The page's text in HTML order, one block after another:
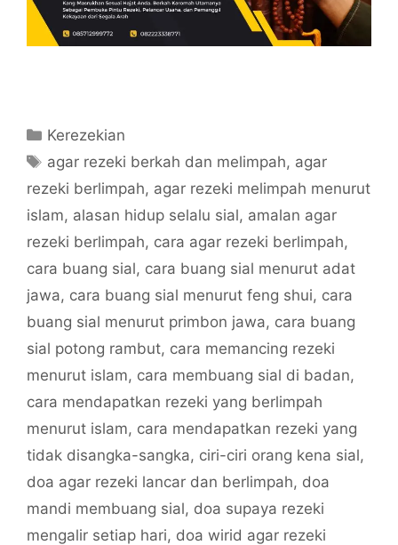
Categories
Kerezekian
Tags
agar rezeki berkah dan melimpah, agar
rezeki berlimpah, agar rezeki melimpah menurut
islam, alasan hidup selalu sial, amalan agar
rezeki berlimpah, cara agar rezeki berlimpah,
cara buang sial, cara buang sial menurut adat
jawa, cara buang sial menurut feng shui, cara
buang sial menurut primbon jawa, cara buang
sial potong rambut, cara memancing rezeki
menurut islam, cara membuang sial di badan,
cara mendapatkan rezeki yang berlimpah
menurut islam, cara mendapatkan rezeki yang
tidak disangka-sangka, ciri-ciri orang kena sial,
doa agar rezeki lancar dan berlimpah, doa
mandi membuang sial, doa supaya rezeki
mengalir setiap hari, doa wirid agar rezeki